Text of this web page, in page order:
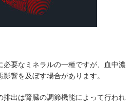
必要なミネラルの一種ですが、血中濃
響を及ぼす場合があります。
排出は腎臓の調節機能によって行われ